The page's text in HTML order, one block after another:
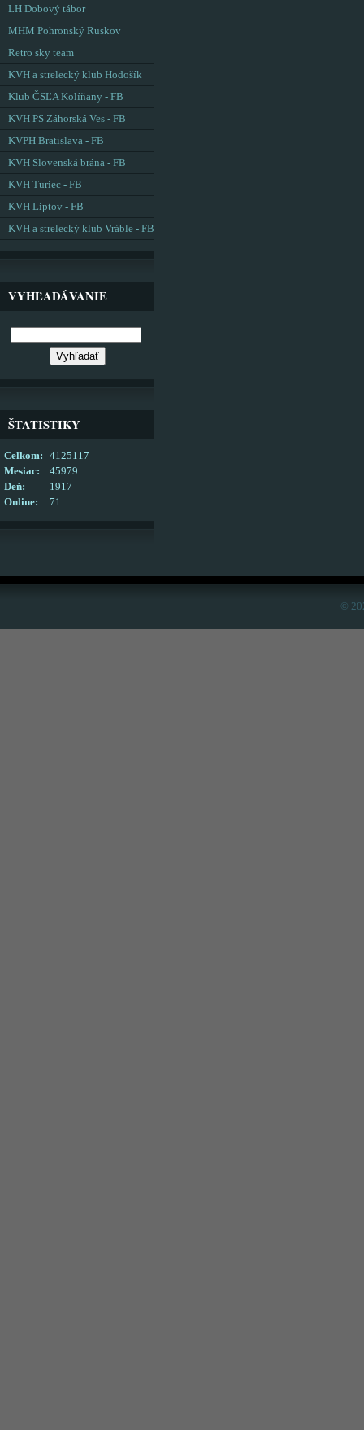
LH Dobový tábor
MHM Pohronský Ruskov
Retro sky team
KVH a strelecký klub Hodošík
Klub ČSĽA Kolíňany - FB
KVH PS Záhorská Ves - FB
KVPH Bratislava - FB
KVH Slovenská brána - FB
KVH Turiec - FB
KVH Liptov - FB
KVH a strelecký klub Vráble - FB
VYHĽADÁVANIE
ŠTATISTIKY
Online: 71
Celkom:
4125117
Mesiac:
45979
Deň:
1917
©